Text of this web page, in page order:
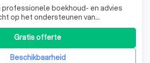
professionele boekhoud- en advies
op het ondersteunen van
in Nederland, maar wij helpen
hun inkomstenbelasting. Met onze
administratie, belastingadvies en
helpen wij
Beschikbaarheid
Gratis offerte